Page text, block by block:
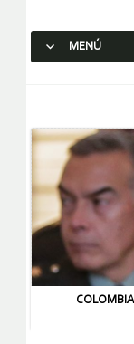
MENÚ
COLOMBIA